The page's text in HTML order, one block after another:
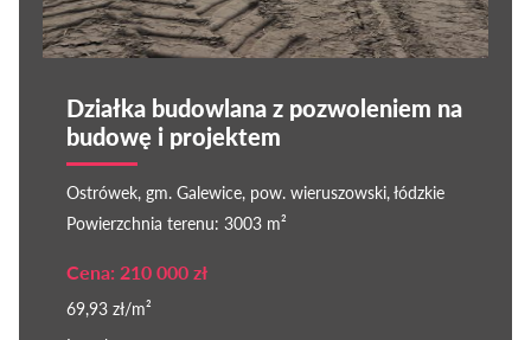
Działka budowlana z pozwoleniem na
budowę i projektem
Ostrówek, gm. Galewice, pow. wieruszowski, łódzkie
Powierzchnia terenu: 3003 m²
Cena: 210 000 zł
69,93 zł/m²